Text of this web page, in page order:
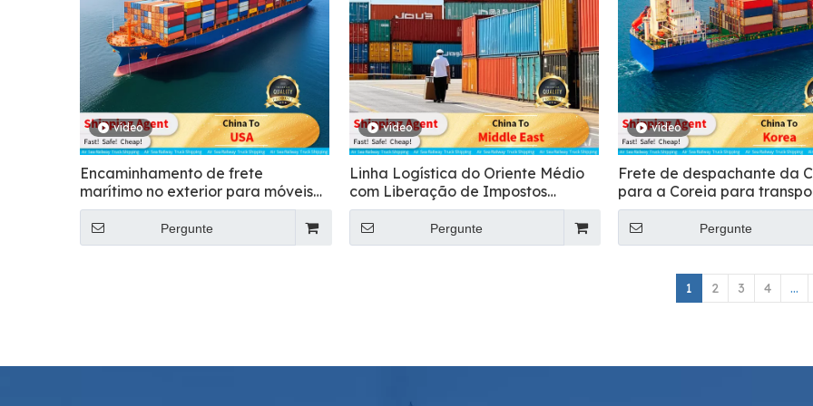
vídeo
Encaminhamento de frete
marítimo no exterior para móveis
da China para os EUA
Pergunte
vídeo
Linha Logística do Oriente Médio
com Liberação de Impostos
Incluídos
Pergunte
vídeo
Frete de despachante da
para a Coreia para
alimentos
Pergunte
1 2 3 4 ...